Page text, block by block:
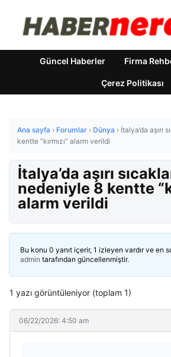
Güncel Haberler Firma
Çerez Politikası
Ana sayfa › Forumlar › Dünya › İtalya’da aşırı
kentte “kırmızı” alarm verildi
İtalya’da aşırı
nedeniyle 8 kentte
alarm verildi
Bu konu 0 yanıt içerir, 1 izleyen vardır ve en
admin tarafından güncellenmiştir.
1 yazı görüntüleniyor (toplam 1)
06/22/2026: 4:50 am